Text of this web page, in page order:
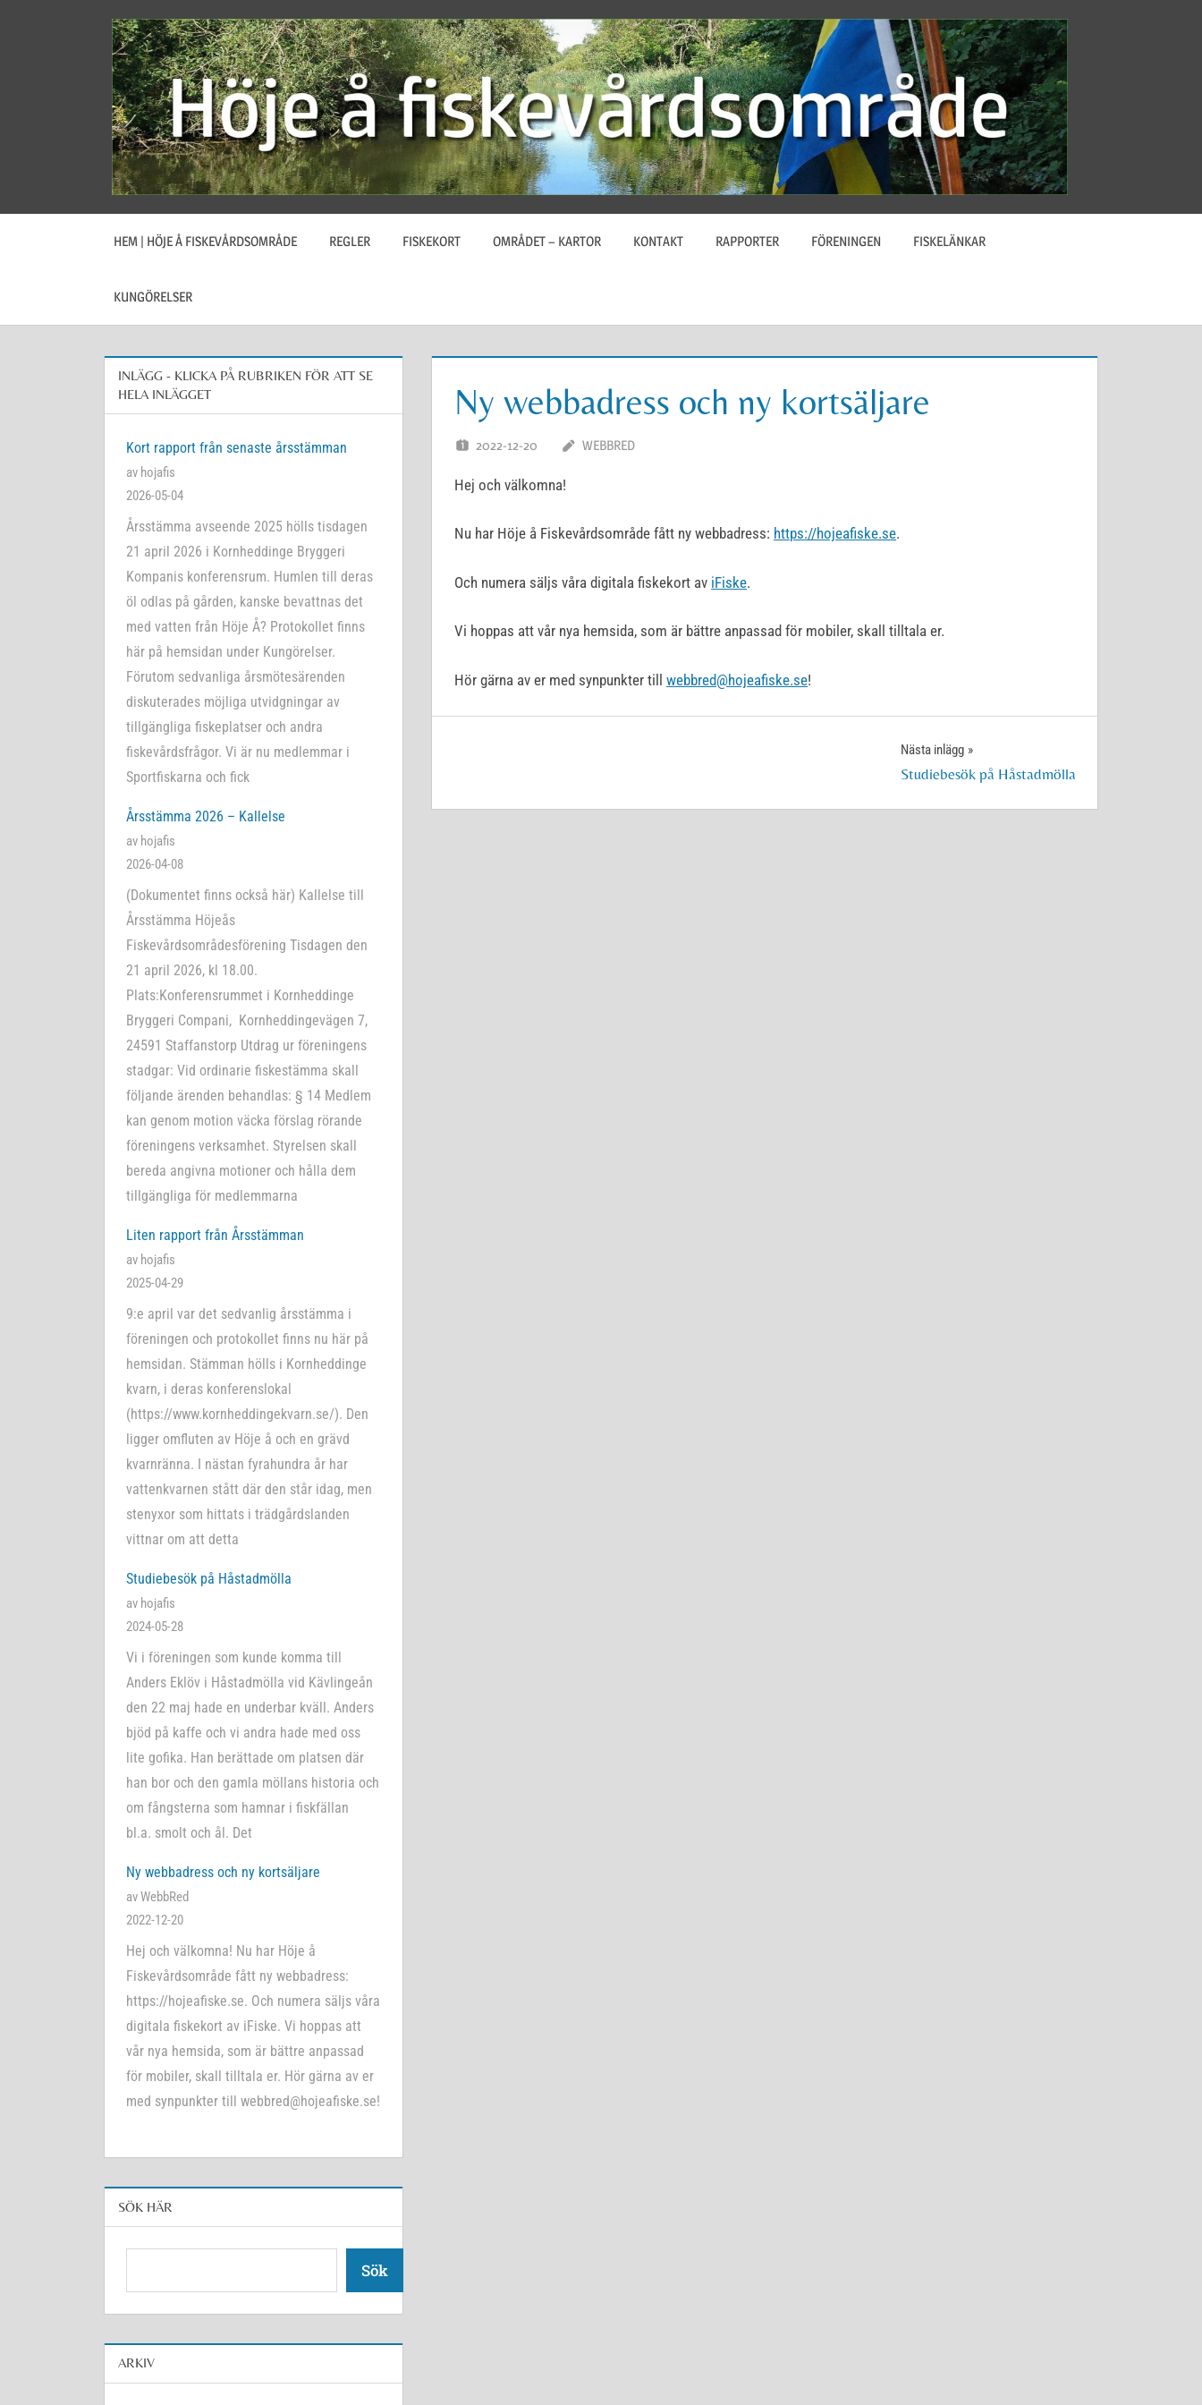
Höje
å
Fiskevårdsområde
Information
om
fritidsfiske
Höje
å
HEM | HÖJE Å FISKEVÅRDSOMRÅDE REGLER FISKEKORT OMRÅDET – KARTOR KONTAKT RAPPORTER FÖRENINGEN FISKELÄNKAR
KUNGÖRELSER
Ny webbadress och ny kortsäljare
2022-12-20 WEBBRED
Hej och välkomna!
Nu har Höje å Fiskevårdsområde fått ny webbadress: https://hojeafiske.se.
Och numera säljs våra digitala fiskekort av iFiske.
Vi hoppas att vår nya hemsida, som är bättre anpassad för mobiler, skall tilltala er.
Hör gärna av er med synpunkter tillwebbred@hojeafiske.se!
Nästa inlägg
Studiebesök på Håstadmölla
INLÄGG - KLICKA PÅ RUBRIKEN FÖR ATT SE
HELA INLÄGGET
Kort rapport från senaste årsstämman
av hojafis
2026-05-04
Årsstämma avseende 2025 hölls tisdagen
21 april 2026 i Kornheddinge Bryggeri
Kompanis konferensrum. Humlen till deras
öl odlas på gården, kanske bevattnas det
med vatten från Höje Å? Protokollet finns
här på hemsidan under Kungörelser.
Förutom sedvanliga årsmötesärenden
diskuterades möjliga utvidgningar av
tillgängliga fiskeplatser och andra
fiskevårdsfrågor. Vi är nu medlemmar i
Sportfiskarna och fick
Årsstämma 2026 – Kallelse
av hojafis
2026-04-08
(Dokumentet finns också här) Kallelse till
Årsstämma Höjeås
Fiskevårdsområdesförening Tisdagen den
21 april 2026, kl 18.00.
Plats:Konferensrummet i Kornheddinge
Bryggeri Compani, Kornheddingevägen 7,
24591 Staffanstorp Utdrag ur föreningens
stadgar: Vid ordinarie fiskestämma skall
följande ärenden behandlas: § 14 Medlem
kan genom motion väcka förslag rörande
föreningens verksamhet. Styrelsen skall
bereda angivna motioner och hålla dem
tillgängliga för medlemmarna
Liten rapport från Årsstämman
av hojafis
2025-04-29
9:e april var det sedvanlig årsstämma i
föreningen och protokollet finns nu här på
hemsidan. Stämman hölls i Kornheddinge
kvarn, i deras konferenslokal
(https://www.kornheddingekvarn.se/). Den
ligger omfluten av Höje å och en grävd
kvarnränna. I nästan fyrahundra år har
vattenkvarnen stått där den står idag, men
stenyxor som hittats i trädgårdslanden
vittnar om att detta
Studiebesök på Håstadmölla
av hojafis
2024-05-28
Vi i föreningen som kunde komma till
Anders Eklöv i Håstadmölla vid Kävlingeån
den 22 maj hade en underbar kväll. Anders
bjöd på kaffe och vi andra hade med oss
lite gofika. Han berättade om platsen där
han bor och den gamla möllans historia och
om fångsterna som hamnar i fiskfällan
bl.a. smolt och ål. Det
Ny webbadress och ny kortsäljare
av WebbRed
2022-12-20
Hej och välkomna! Nu har Höje å
Fiskevårdsområde fått ny webbadress:
https://hojeafiske.se. Och numera säljs våra
digitala fiskekort av iFiske. Vi hoppas att
vår nya hemsida, som är bättre anpassad
för mobiler, skall tilltala er. Hör gärna av er
med synpunkter till webbred@hojeafiske.se!
SÖK HÄR
Sök
ARKIV